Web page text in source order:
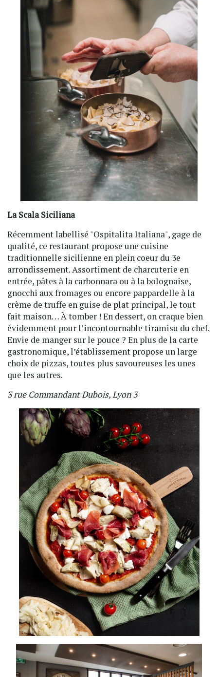
La Scala Siciliana
Récemment labellisé "Ospitalita Italiana", gage de
qualité, ce restaurant propose une cuisine
traditionnelle sicilienne en plein coeur du 3e
arrondissement. Assortiment de charcuterie en
entrée, pâtes à la carbonnara ou à la bolognaise,
gnocchi aux fromages ou encore pappardelle à la
crème de truffe en guise de plat principal, le tout
fait maison… À tomber ! En dessert, on craque bien
évidemment pour l’incontournable tiramisu du chef.
Envie de manger sur le pouce ? En plus de la carte
gastronomique, l’établissement propose un large
choix de pizzas, toutes plus savoureuses les unes
que les autres.
3 rue Commandant Dubois, Lyon 3